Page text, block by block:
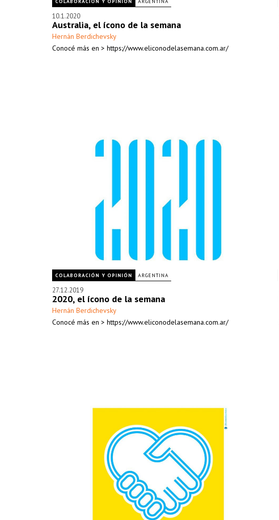
10.1.2020
Australia, el ícono de la semana
Hernán Berdichevsky
Conocé más en > https://www.eliconodelasemana.com.ar/
COLABORACIÓN Y OPINIÓN ARGENTINA
27.12.2019
2020, el ícono de la semana
Hernán Berdichevsky
Conocé más en > https://www.eliconodelasemana.com.ar/